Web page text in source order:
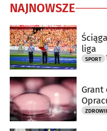
NAJNOWSZE
liga
SPORT
Grant